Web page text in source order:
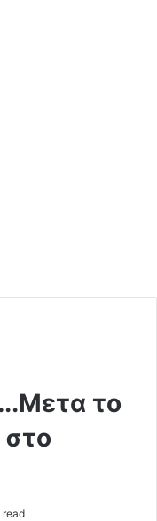
το
στο
read